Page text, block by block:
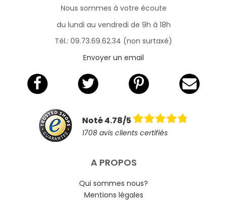
Nous sommes à votre écoute
du lundi au vendredi de 9h à 18h
Tél.: 09.73.69.62.34 (non surtaxé)
Envoyer un email
Noté 4.78/5
1708 avis clients certifiés
A PROPOS
Qui sommes nous?
Mentions légales